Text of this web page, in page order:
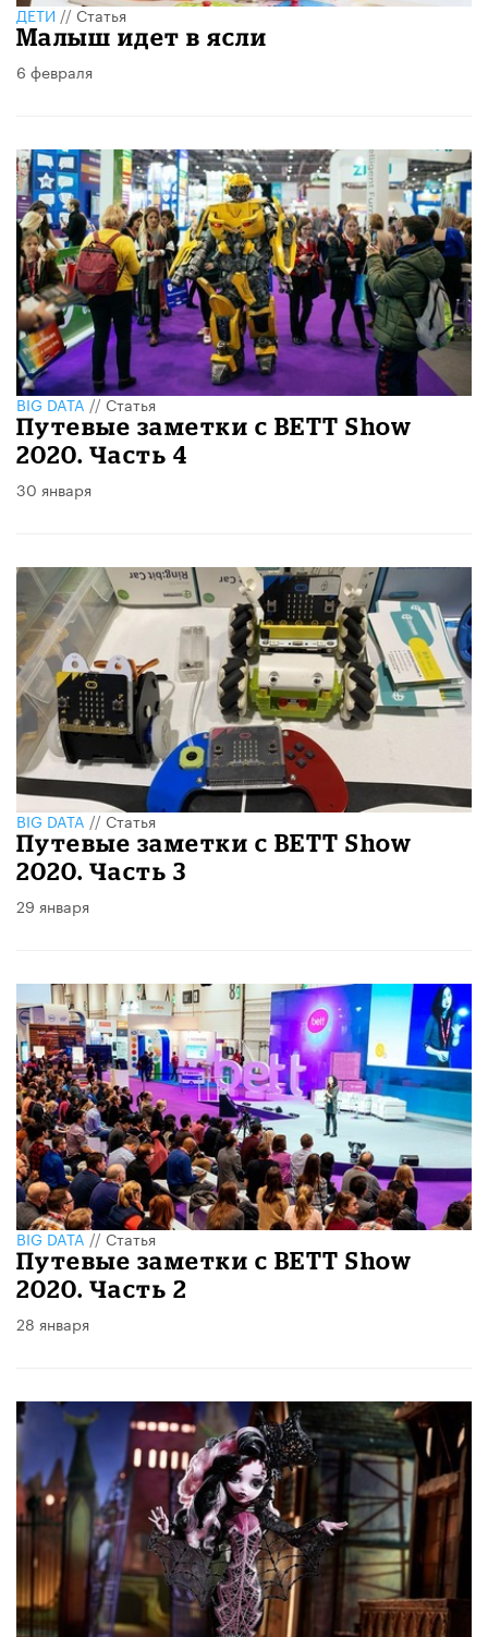
ДЕТИ //Статья
Малыш идет в ясли
6 февраля
BIG DATA//Статья
Путевые заметки с BETT Show
2020. Часть 4
30 января
BIG DATA//Статья
Путевые заметки с BETT Show
2020. Часть 3
29 января
BIG DATA//Статья
Путевые заметки с BETT Show
2020. Часть 2
28 января